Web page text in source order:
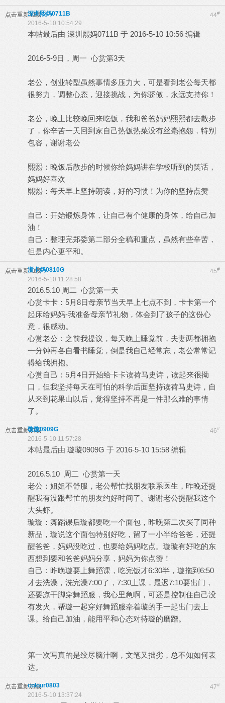
点击重新加载 44#
深圳熙妈0711B
2016-5-10 10:54:29
本帖最后由 深圳熙妈0711B 于 2016-5-10 10:56 编辑
2016-5-9日，周一 心赏第3天
老公，创业转型虽然事情多压力大，可是看到老公每天都
很努力，调整心态，迎接挑战，为你骄傲，永远支持你！
老公，晚上比较晚回来吃饭，我和爸爸妈妈熙熙都去散步
了，你辛苦一天回到家自己热饭热菜没有丝毫抱怨，特别
包容，谢谢老公
熙熙：晚饭后散步的时候你给妈妈讲在学校听到的笑话，
妈妈好喜欢
熙熙：每天早上坚持朗读，好的习惯！为你的坚持点赞
自己：开始锻炼身体，让自己有个健康的身体，给自己加
油！
自己：整理完郑委第二部分全稿和重点，虽然有些辛苦，
但是内心更平和。
点击重新加载 45#
浙卡妈0810G
2016-5-10 11:28:58
2016.5.10 周二 心赏第一天
心赏卡卡：5月8日母亲节当天早上七点不到，卡卡第一个
起床给妈妈-我准备母亲节礼物，体会到了孩子的这份心
意，很感动。
心赏老公：之前我提议，每天晚上睡觉前，夫妻两都拥抱
一分钟再各自看书睡觉，倒是我自己经常忘，老公常常记
得给我拥抱。
心赏自己：5月4日开始给卡卡读荷马史诗，读起来很拗
口，但我坚持每天在可怕的科学后面坚持读荷马史诗，自
从来到花果山以后，觉得坚持不再是一件那么难的事情
了。
点击重新加载 46#
璇璇0909G
2016-5-10 11:57:28
本帖最后由 璇璇0909G 于 2016-5-10 15:58 编辑
2016.5.10 周二 心赏第一天
老公：姐姐不舒服，老公帮忙找朋友联系医生，昨晚还提
醒我有没跟帮忙的朋友约好时间了。谢谢老公提醒我这个
大头虾。
璇璇：舞蹈课后璇都要吃一个面包，昨晚第二次买了同种
新品，璇说这个面包特别好吃，留了一小半给爸爸，还提
醒爸爸，妈妈没吃过，也要给妈妈吃点。璇璇有好吃的东
西想到要和爸爸妈妈分享，妈妈为你点赞！
自己：昨晚璇要上舞蹈课，吃完饭才6:30半，璇拖到6:50
才去洗澡，洗完澡7:00了，7:30上课，最迟7:10要出门，
还要凉干脚穿舞蹈服，我心里急啊，可还是控制住自己没
有发火，帮璇一起穿好舞蹈服牵着璇的手一起出门去上
课。给自己加油，能用平和心态对待璇的磨蹭。
第一次写真的是绞尽脑汁啊，文笔又拙劣，总不知如何表
达。
点击重新加载 47#
colour0803
2016-5-10 13:37:24